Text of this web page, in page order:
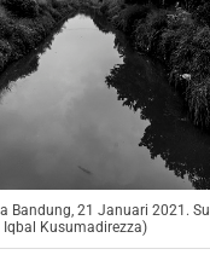
Bandung, 21 Januari 2021.
Iqbal Kusumadirezza)